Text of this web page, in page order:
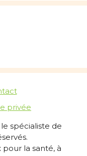
privée
spécialiste de
pour la santé, à